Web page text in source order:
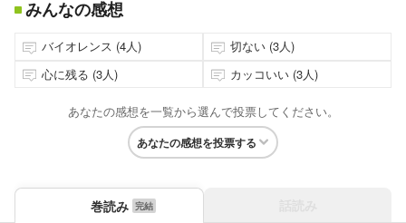
みんなの感想
バイオレンス (4人)
切ない (3人)
心に残る (3人)
カッコいい (3人)
あなたの感想を一覧から選んで投票してください。
あなたの感想を投票する
巻読み